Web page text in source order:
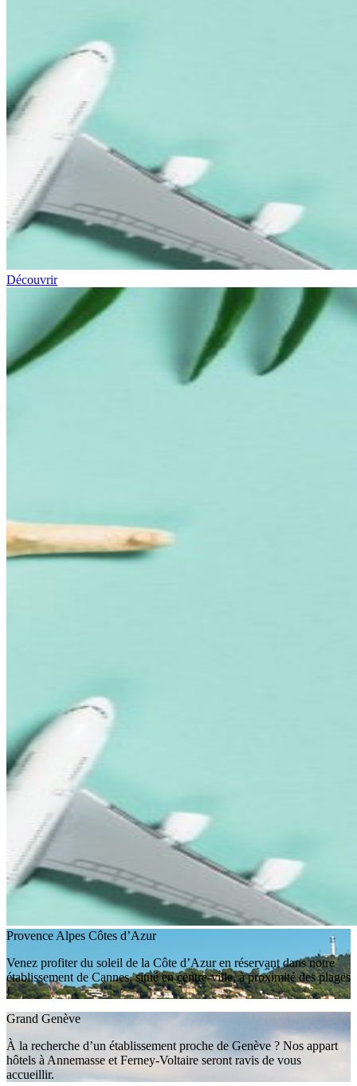
Découvrir
Provence Alpes Côtes d’Azur
Venez profiter du soleil de la Côte d’Azur en réservant dans notre
établissement de Cannes, situé en centre-ville, à proximité des plages
!
Grand Genève
À la recherche d’un établissement proche de Genève ? Nos appart
hôtels à Annemasse et Ferney-Voltaire seront ravis de vous
accueillir.